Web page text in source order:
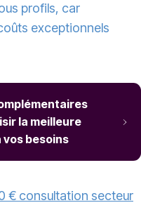
profils, car
exceptionnels
la meilleure
besoins
€ consultation secteur